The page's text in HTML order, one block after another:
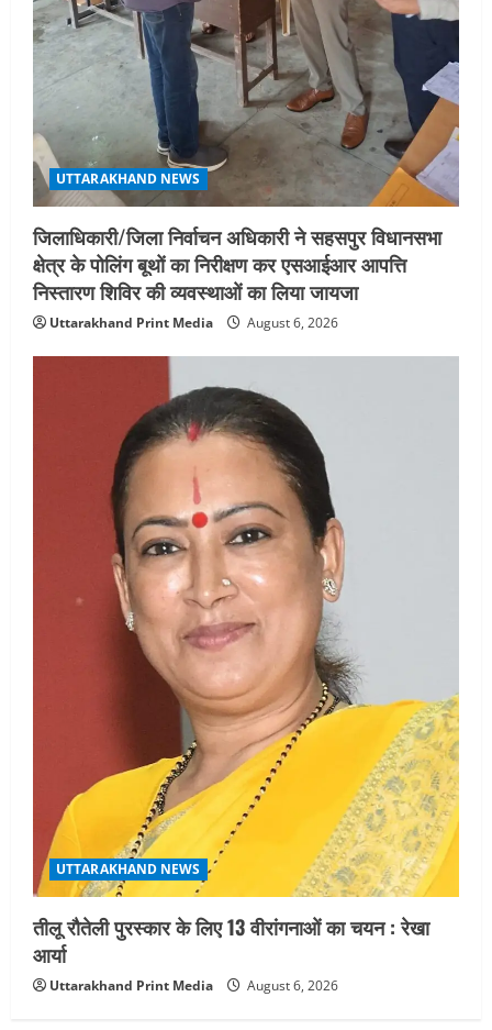
UTTARAKHAND NEWS
जिलाधिकारी/जिला निर्वाचन अधिकारी ने सहसपुर विधानसभा
क्षेत्र के पोलिंग बूथों का निरीक्षण कर एसआईआर आपत्ति
निस्तारण शिविर की व्यवस्थाओं का लिया जायजा
Uttarakhand Print Media August 6, 2026
UTTARAKHAND NEWS
तीलू रौतेली पुरस्कार के लिए 13 वीरांगनाओं का चयन : रेखा
आर्या
Uttarakhand Print Media August 6, 2026